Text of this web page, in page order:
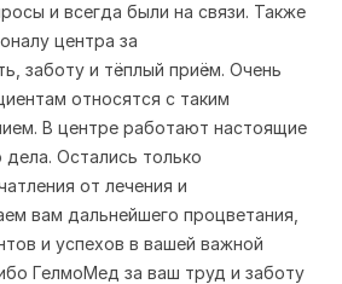
и всегда были на связи. Также
центра за
заботу и тёплый приём. Очень
относятся с таким
В центре работают настоящие
дела. Остались только
от лечения и
вам дальнейшего процветания,
и успехов в вашей важной
ГелмоМед за ваш труд и заботу